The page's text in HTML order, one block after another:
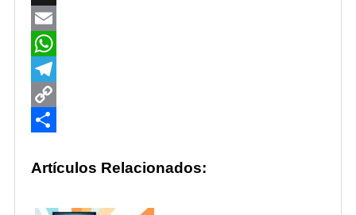
X
Email
WhatsApp
Telegram
Copy
Artículos Relacionados: